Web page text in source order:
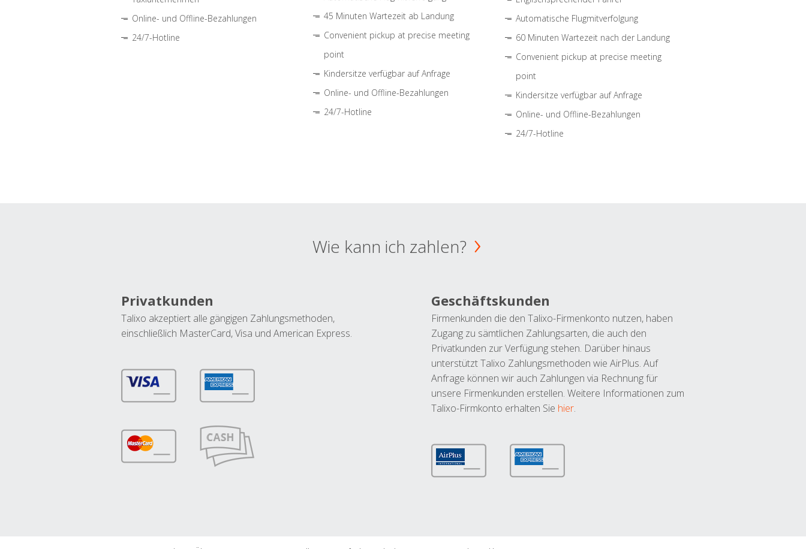
Online- und Offline-Bezahlungen
24/7-Hotline
45 Minuten Wartezeit ab Landung
Convenient pickup at precise meeting
point
Kindersitze verfügbar auf Anfrage
Online- und Offline-Bezahlungen
24/7-Hotline
Automatische Flugmitverfolgung
60 Minuten Wartezeit nach der Landung
Convenient pickup at precise meeting
point
Kindersitze verfügbar auf Anfrage
Online- und Offline-Bezahlungen
24/7-Hotline
Wie kann ich zahlen?
Privatkunden
Talixo akzeptiert alle gängigen Zahlungsmethoden,
einschließlich MasterCard, Visa und American Express.
Geschäftskunden
Firmenkunden die den Talixo-Firmenkonto nutzen, haben
Zugang zu sämtlichen Zahlungsarten, die auch den
Privatkunden zur Verfügung stehen. Darüber hinaus
unterstützt Talixo Zahlungsmethoden wie AirPlus. Auf
Anfrage können wir auch Zahlungen via Rechnung für
unsere Firmenkunden erstellen. Weitere Informationen zum
Talixo-Firmkonto erhalten Sie hier.